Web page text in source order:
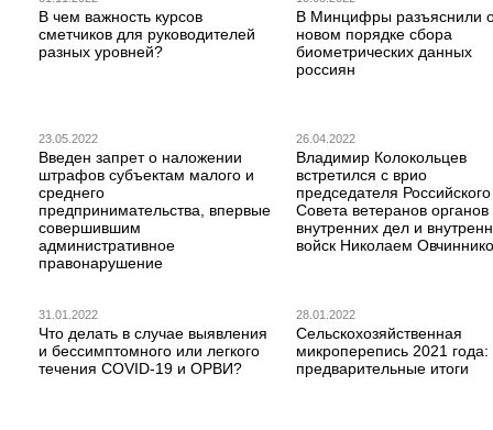
В чем важность курсов
сметчиков для руководителей
разных уровней?
В Минцифры разъяснили
новом порядке сбора
биометрических данных
россиян
23.05.2022
Введен запрет о наложении
штрафов субъектам малого и
среднего
предпринимательства, впервые
совершившим
административное
правонарушение
26.04.2022
Владимир Колокольцев
встретился с врио
председателя Российского
Совета ветеранов органов
внутренних дел и
войск Николаем
31.01.2022
Что делать в случае выявления
и бессимптомного или легкого
течения COVID-19 и ОРВИ?
28.01.2022
Сельскохозяйственная
микроперепись 2021 года:
предварительные итоги